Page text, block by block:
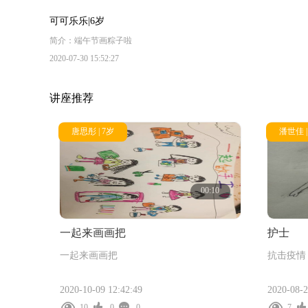
可可乐乐|6岁
简介：端午节画粽子啦
2020-07-30 15:52:27
讲座推荐
唐思彤 | 7岁
00:10
一起来画画把
一起来画画把
2020-10-09 12:42:49
潘世佳
护士
抗击疫情
2020-08-